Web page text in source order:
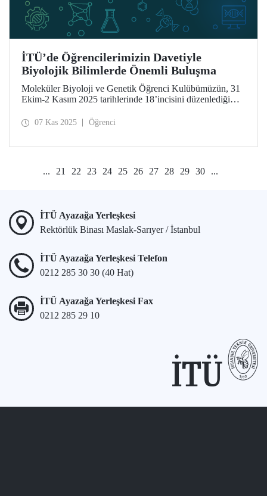
İTÜ’de Öğrencilerimizin Davetiyle
Biyolojik Bilimlerde Önemli Buluşma
Moleküler Biyoloji ve Genetik Öğrenci Kulübümüzün, 31
Ekim-2 Kasım 2025 tarihlerinde 18’incisini düzenlediği
Kongresi uluslararası düzlemde seçkin bilim insanlarını
07 Kas 2025 Öğrenci
... 21 22 23 24 25 26 27 28 29 30 ...
İTÜ Ayazağa Yerleşkesi
Rektörlük Binası Maslak-Sarıyer / İstanbul
İTÜ Ayazağa Yerleşkesi Telefon
0212 285 30 30 (40 Hat)
İTÜ Ayazağa Yerleşkesi Fax
0212 285 29 10